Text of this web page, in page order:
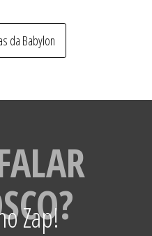
da Babylon
Zap!